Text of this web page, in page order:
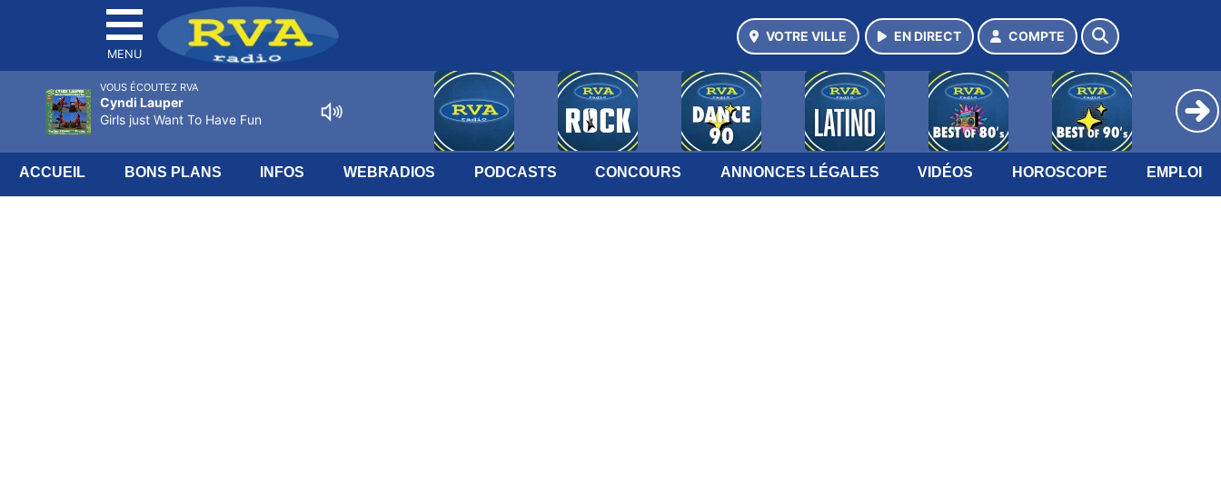
MENU
VOTRE VILLE EN DIRECT COMPTE
ACCUEIL BONS PLANS INFOS WEBRADIOS PODCASTS CONCOURS ANNONCES LÉGALES VIDÉOS HOROSCOPE EMPLOI
VOUS ÉCOUTEZ RVA
Cyndi Lauper
Girls just Want To Have Fun